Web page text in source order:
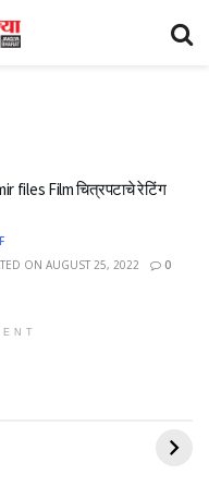
files Film चित्रपटाचे रेटिंग
ON AUGUST 25, 2022
0